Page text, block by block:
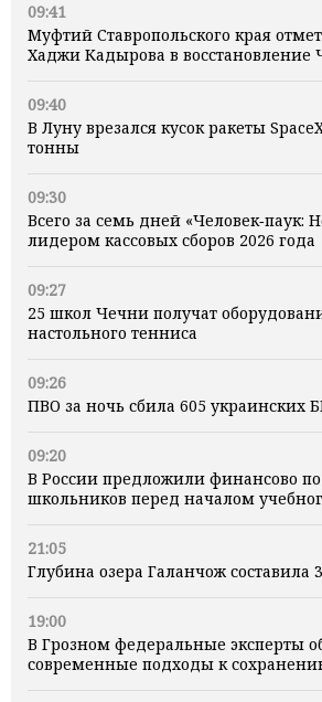
09:41
Муфтий Ставропольского края
Хаджи Кадырова в восстановление
09:40
В Луну врезался кусок ракеты
тонны
09:30
Всего за семь дней «Человек‑паук:
лидером кассовых сборов 2026 года
09:27
25 школ Чечни получат
настольного тенниса
09:26
ПВО за ночь сбила 605 украинских
09:20
В России предложили финансово
школьников перед началом
21:05
Глубина озера Галанчож составила
19:00
В Грозном федеральные эксперты
современные подходы к